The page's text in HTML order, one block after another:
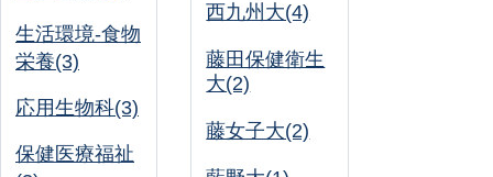
生活環境-食物
栄養(3)
応用生物科(3)
保健医療福祉
西九州大(4)
藤田保健衛生
大(2)
藤女子大(2)